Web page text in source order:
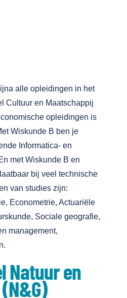
alle opleidingen in het
Cultuur en Maatschappij
opleidingen is
Wiskunde B ben je
Informatica- en
met Wiskunde B en
bij veel technische
van studies zijn:
Econometrie, Actuariële
Sociale geografie,
management,
Natuur en